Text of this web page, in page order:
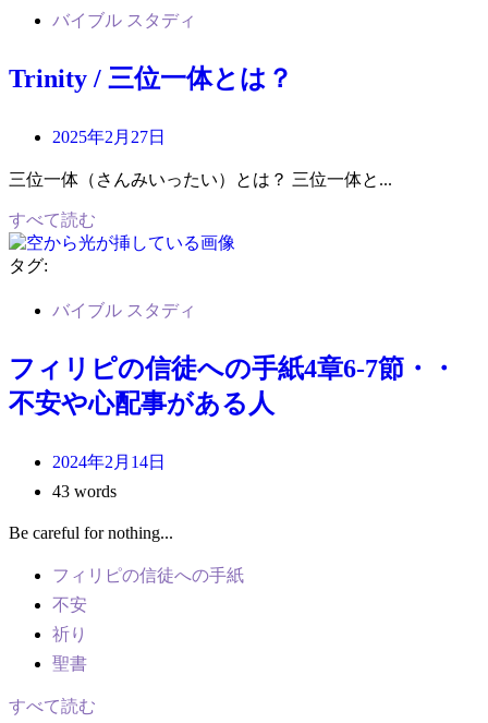
バイブル スタディ
Trinity / 三位一体とは？
2025年2月27日
三位一体（さんみいったい）とは？ 三位一体と...
すべて読む
タグ:
バイブル スタディ
フィリピの信徒への手紙4章6-7節・・
不安や心配事がある人
2024年2月14日
43 words
Be careful for nothing...
フィリピの信徒への手紙
不安
祈り
聖書
すべて読む